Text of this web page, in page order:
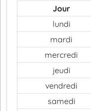
Jour
lundi
mardi
mercredi
jeudi
vendredi
samedi